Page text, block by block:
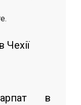
Чехії
в